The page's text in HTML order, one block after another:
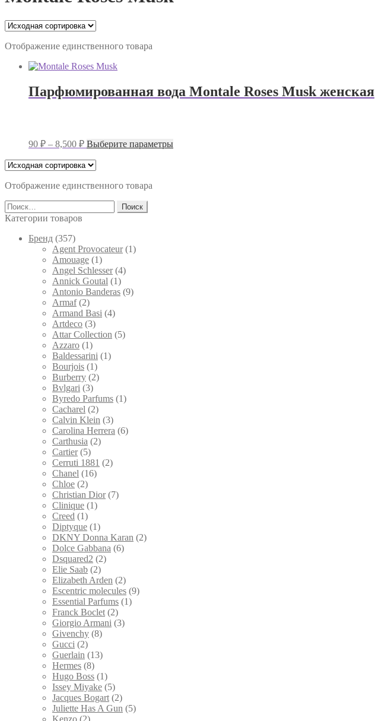
Отображение единственного товара
Парфюмированная вода Montale Roses Musk женская
90 ₽ – 8,500 ₽Диапазон
90 ₽
8,500 ₽
Выберите параметрыЭтот
Отображение единственного товара
Найти:
Категории товаров
Брeнд (357)
Agent Provocateur (1)
Amouage (1)
Angel Schlesser (4)
Annick Goutal (1)
Antonio Banderas (9)
Armaf (2)
Armand Basi (4)
Artdeco (3)
Attar Collection (5)
Azzaro (1)
Baldessarini (1)
Bourjois (1)
Burberry (2)
Bvlgari (3)
Byredo Parfums (1)
Cacharel (2)
Calvin Klein (3)
Carolina Herrera (6)
Carthusia (2)
Cartier (5)
Cerruti 1881 (2)
Chanel (16)
Chloe (2)
Christian Dior (7)
Clinique (1)
Creed (1)
Diptyque (1)
DKNY Donna Karan (2)
Dolce Gabbana (6)
Dsquared2 (2)
Elie Saab (2)
Elizabeth Arden (2)
Escentric molecules (9)
Essential Parfums (1)
Franck Boclet (2)
Giorgio Armani (3)
Givenchy (8)
Gucci (2)
Guerlain (13)
Hermes (8)
Hugo Boss (1)
Issey Miyake (5)
Jacques Bogart (2)
Juliette Has A Gun (5)
Kenzo (2)